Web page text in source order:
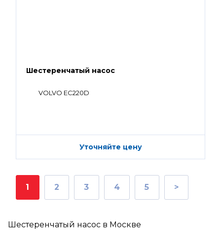
Шестеренчатый насос
VOLVO EC220D
Уточняйте цену
1 2 3 4 5 >
Шестеренчатый насос в Москве